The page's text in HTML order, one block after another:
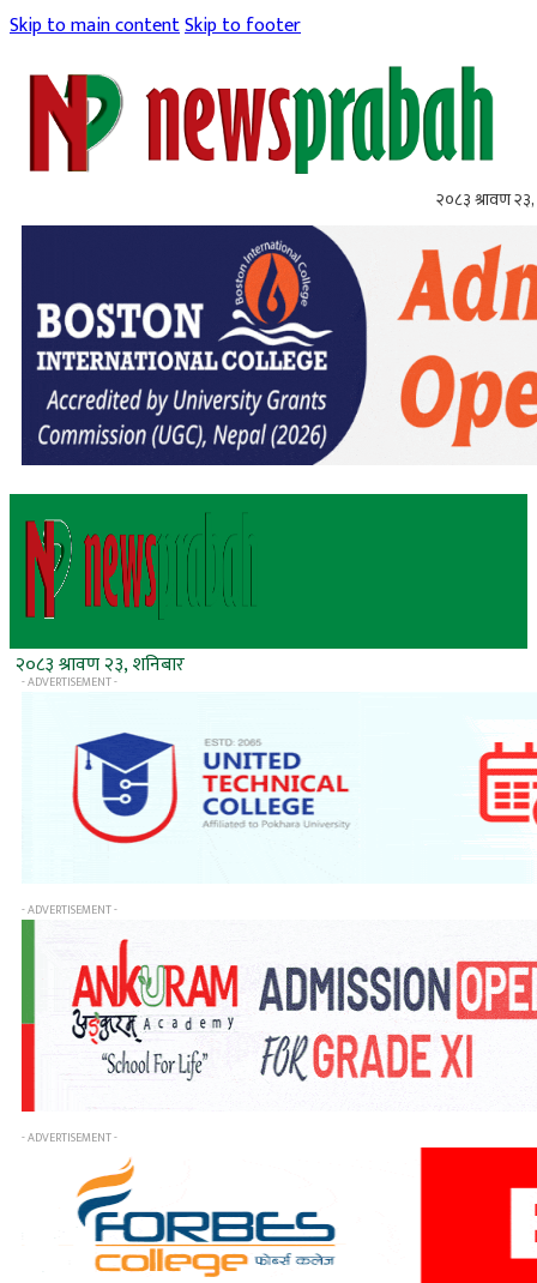
Skip to main contentSkip to footer
२०८३ श्रावण २३,
२०८३ श्रावण २३, शनिबार
- ADVERTISEMENT -
- ADVERTISEMENT -
- ADVERTISEMENT -